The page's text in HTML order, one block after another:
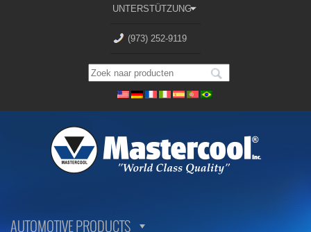
UNTERSTÜTZUNG
(973) 252-9119
AUTOMOTIVE PRODUCTS